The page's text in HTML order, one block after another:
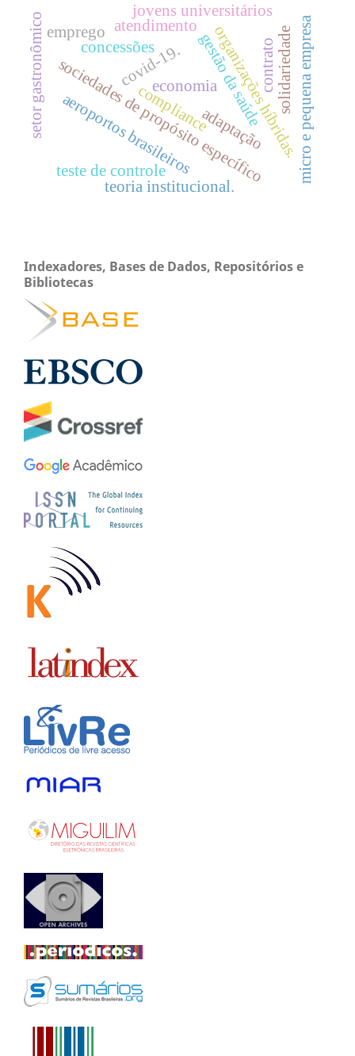
covid-19.
concessões
sociedades de propósito específico
aeroportos brasileirosorganizações híbridas.
teoria institucional.
teste de controle
compliance
setor gastronômico micro e pequena empresa
adaptação
gestão da saúde
atendimento
jovens universitários
solidariedade
economia
emprego
contrato
Indexadores, Bases de Dados, Repositórios e
Bibliotecas